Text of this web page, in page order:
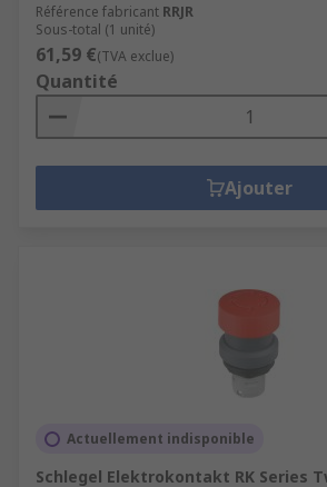
Référence fabricant RRJR
Sous-total (1 unité)
61,59 €(TVA exclue)
Quantité
Ajouter
Actuellement indisponible
Schlegel Elektrokontakt RK Series